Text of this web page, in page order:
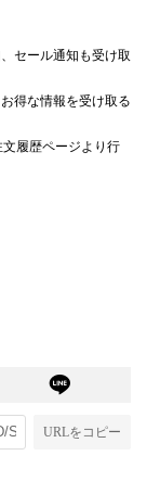
セール通知も受け取
得な情報を受け取る
履歴ページより行
URLをコピー